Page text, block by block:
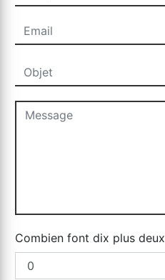
Combien font dix plus deux